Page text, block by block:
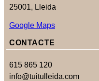
25001, Lleida
Google Maps
CONTACTE
615 865 120
info@tuitulleida.com